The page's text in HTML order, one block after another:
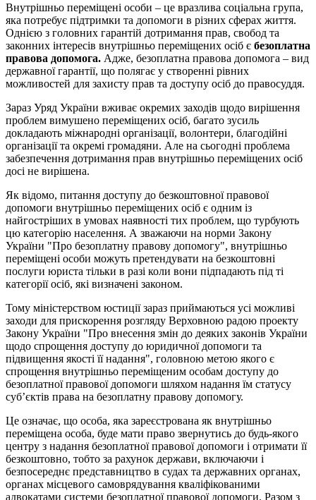
Внутрішньо переміщені особи – це вразлива соціальна група,
яка потребує підтримки та допомоги в різних сферах життя.
Однією з головних гарантій дотримання прав, свобод та
законних інтересів внутрішньо переміщених осіб є безоплатна
правова допомога. Адже, безоплатна правова допомога – вид
державної гарантії, що полягає у створенні рівних
можливостей для захисту прав та доступу осіб до правосуддя.
Зараз Уряд України вживає окремих заходів щодо вирішення
проблем вимушено переміщених осіб, багато зусиль
докладають міжнародні організації, волонтери, благодійні
організації та окремі громадяни. Але на сьогодні проблема
забезпечення дотримання прав внутрішньо переміщених осіб
досі не вирішена.
Як відомо, питання доступу до безкоштовної правової
допомоги внутрішньо переміщених осіб є одним із
найгостріших в умовах наявності тих проблем, що турбують
цю категорію населення. А зважаючи на норми Закону
України "Про безоплатну правову допомогу", внутрішньо
переміщені особи можуть претендувати на безкоштовні
послуги юриста тільки в разі коли вони підпадають під ті
категорії осіб, які визначені законом.
Тому міністерством юстиції зараз приймаються усі можливі
заходи для прискорення розгляду Верховною радою проекту
Закону України "Про внесення змін до деяких законів України
щодо спрощення доступу до юридичної допомоги та
підвищення якості її надання", головною метою якого є
спрощення внутрішньо переміщеним особам доступу до
безоплатної правової допомоги шляхом надання їм статусу
суб’єктів права на безоплатну правову допомогу.
Це означає, що особа, яка зареєстрована як внутрішньо
переміщена особа, буде мати право звернутись до будь-якого
центру з надання безоплатної правової допомоги і отримати її
безкоштовно, тобто за рахунок держави, включаючи і
безпосереднє представництво в судах та державних органах,
органах місцевого самоврядування кваліфікованими
адвокатами системи безоплатної правової допомоги. Разом з